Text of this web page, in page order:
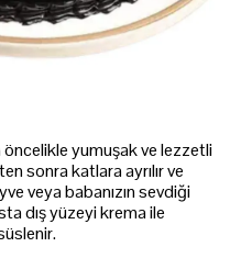
yumuşak ve lezzetli
sonra katlara ayrılır ve
veya babanızın sevdiği
dış yüzeyi krema ile